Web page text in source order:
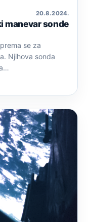
20. 8. 2024.
manevar sonde
se za
Njihova sonda